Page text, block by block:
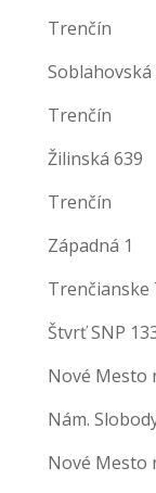
Trenčín
Trenčín
Žilinská 639
Trenčín
Západná 1
Trenčianske
Štvrť SNP
Nové Mesto
Nám.
Nové Mesto